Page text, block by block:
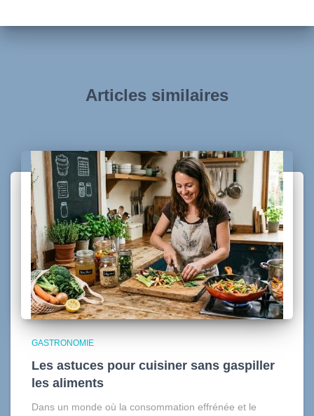
Articles similaires
GASTRONOMIE
Les astuces pour cuisiner sans gaspiller
les aliments
Dans un monde où la consommation effrénée et le